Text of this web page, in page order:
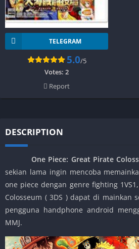
TELEGRAM
5.0/5
Votes: 2
Report
DESCRIPTION
One Piece: Great Pirate
sekian lama ingin mencoba
one piece dengan genre fighting
Colosseum ( 3DS ) dapat di mainkan
pengguna handphone android
MMJ.